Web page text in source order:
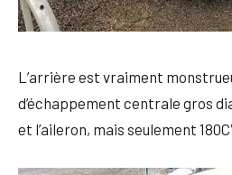
L’arrière est vraiment
d’échappement centrale gros
et l’aileron, mais seulement